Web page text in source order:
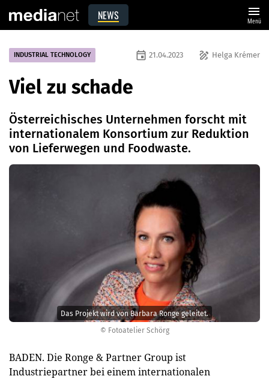
NEWS menu
Menü
© Fotoatelier Schörg
Das Projekt wird von Barbara Ronge geleitet.
INDUSTRIAL TECHNOLOGY draw Helga Krémer
event 21.04.2023
Viel zu schade
Österreichisches Unternehmen forscht mit
internationalem Konsortium zur Reduktion
von Lieferwegen und Foodwaste.
BADEN. Die Ronge & Partner Group ist
Industriepartner bei einem internationalen